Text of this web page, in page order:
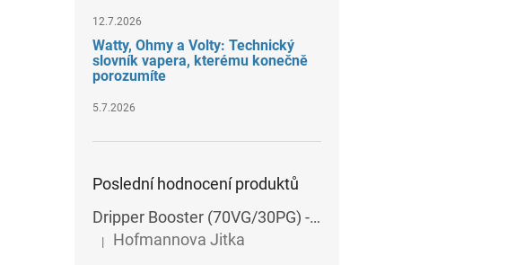
12.7.2026
Watty, Ohmy a Volty: Technický
slovník vapera, kterému konečně
porozumíte
5.7.2026
Poslední hodnocení produktů
Dripper Booster (70VG/30PG) - Imperia - 5x10 ml - 15 mg
Hodnocení produktu je 5 z 5 hvězdiček.
| Hofmannova Jitka